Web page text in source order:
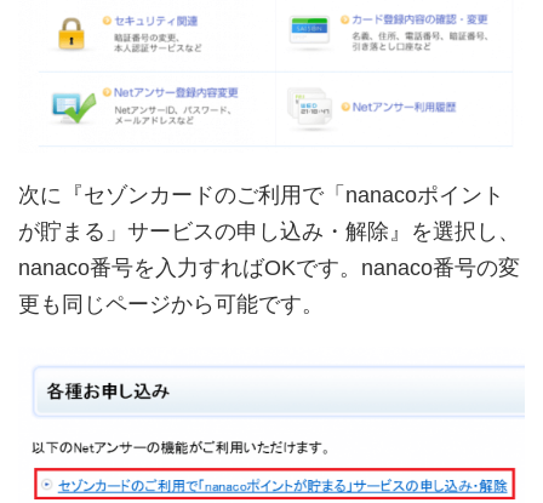
次に『セゾンカードのご利用で「nanacoポイント
が貯まる」サービスの申し込み・解除』を選択し、
nanaco番号を入力すればOKです。nanaco番号の変
更も同じページから可能です。